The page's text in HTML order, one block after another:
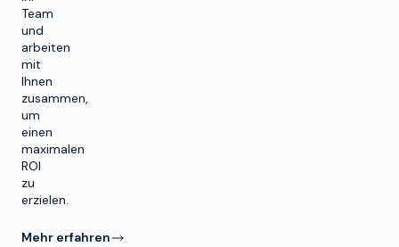
Team
und
arbeiten
mit
Ihnen
zusammen,
um
einen
maximalen
ROI
zu
erzielen.
Mehr erfahren